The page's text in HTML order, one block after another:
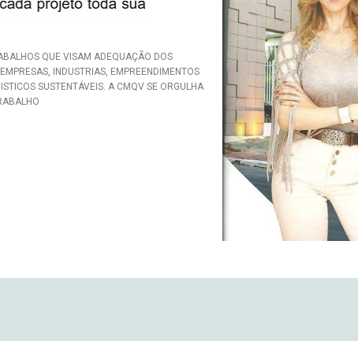
QUE VISAM ADEQUAÇÃO DOS
INDUSTRIAS, EMPREENDIMENTOS
SUSTENTÁVEIS. A CMQV SE ORGULHA